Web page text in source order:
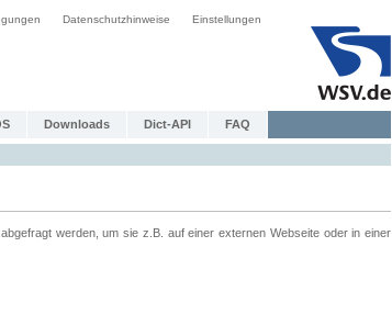
Datenschutzhinweise Einstellungen
Downloads Dict-API FAQ
werden, um sie z.B. auf einer externen Webseite oder in einer